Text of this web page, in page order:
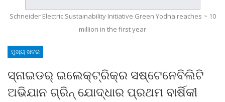
Schneider Electric Sustainability Initiative Green Yodha reaches ~ 10
million in the first year
ମୁଖ୍ୟ ଖବର
ସ୍ନାଇଡର୍ ଇଲେକ୍ଟ୍ରିକ୍‌ର ସଷ୍ଟେନେବିଲିଟି
ଅଭିଯାନ ଗ୍ରିନ୍ ଯୋଦ୍ଧାର ପ୍ରଥମ ବାର୍ଷିକୀ